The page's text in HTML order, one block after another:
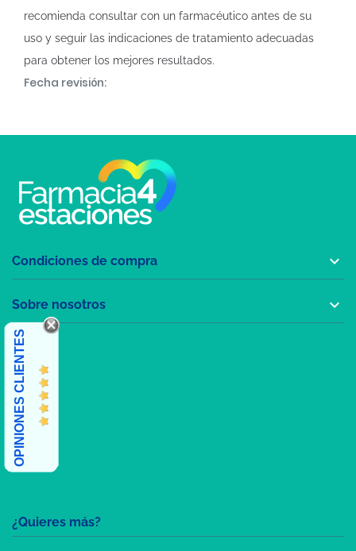
recomienda consultar con un farmacéutico antes de su
uso y seguir las indicaciones de tratamiento adecuadas
para obtener los mejores resultados.
Fecha revisión:
¿Quieres más?
Condiciones de compra 
Sobre nosotros 
OPINIONES CLIENTES